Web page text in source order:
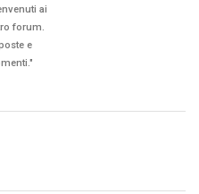
ai
forum.
e